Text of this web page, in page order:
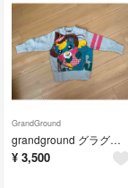
GrandGround
grandground グラグラ トレーナー
¥ 3,500